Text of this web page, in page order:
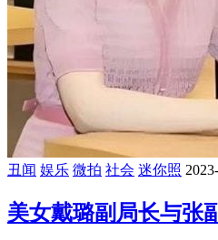
丑闻 娱乐 微拍 社会 迷你照
美女戴璐副局长与张